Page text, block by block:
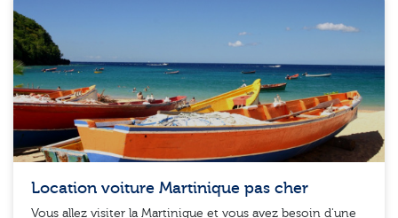
Location voiture Martinique pas cher
Vous allez visiter la Martinique et vous avez besoin d'une